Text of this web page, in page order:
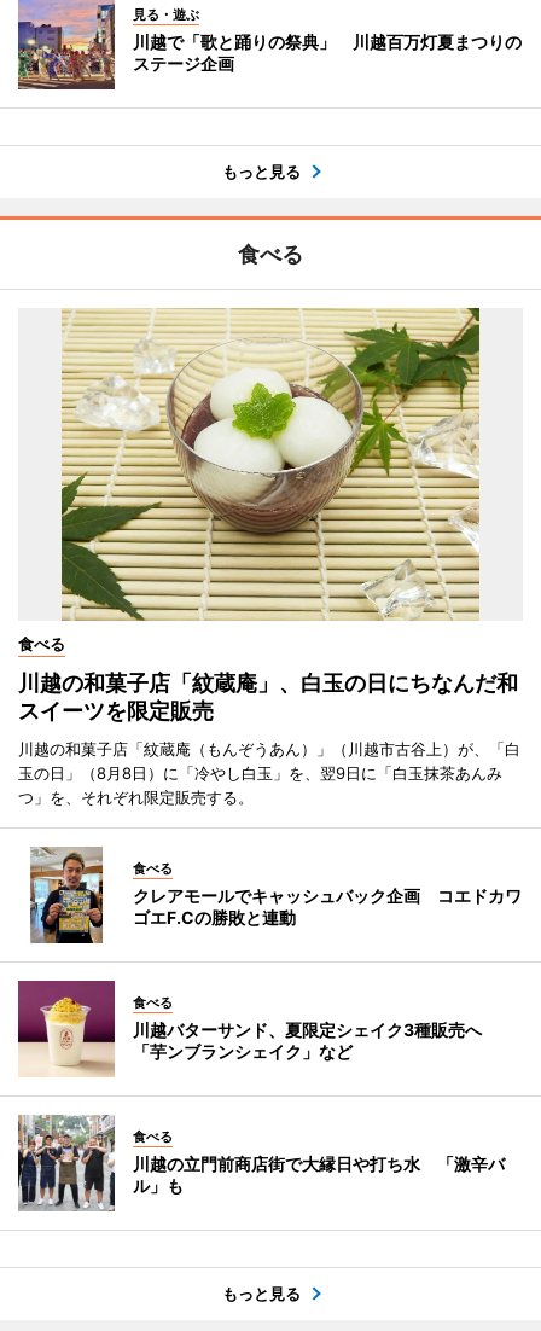
見る・遊ぶ
川越で「歌と踊りの祭典」 川越百万灯夏まつりの
ステージ企画
もっと見る
食べる
食べる
川越の和菓子店「紋蔵庵」、白玉の日にちなんだ和
スイーツを限定販売
川越の和菓子店「紋蔵庵（もんぞうあん）」（川越市古谷上）が、「白
玉の日」（8月8日）に「冷やし白玉」を、翌9日に「白玉抹茶あんみ
つ」を、それぞれ限定販売する。
食べる
クレアモールでキャッシュバック企画 コエドカワ
ゴエF.Cの勝敗と連動
食べる
川越バターサンド、夏限定シェイク3種販売へ
「芋ンブランシェイク」など
食べる
川越の立門前商店街で大縁日や打ち水 「激辛バ
ル」も
もっと見る